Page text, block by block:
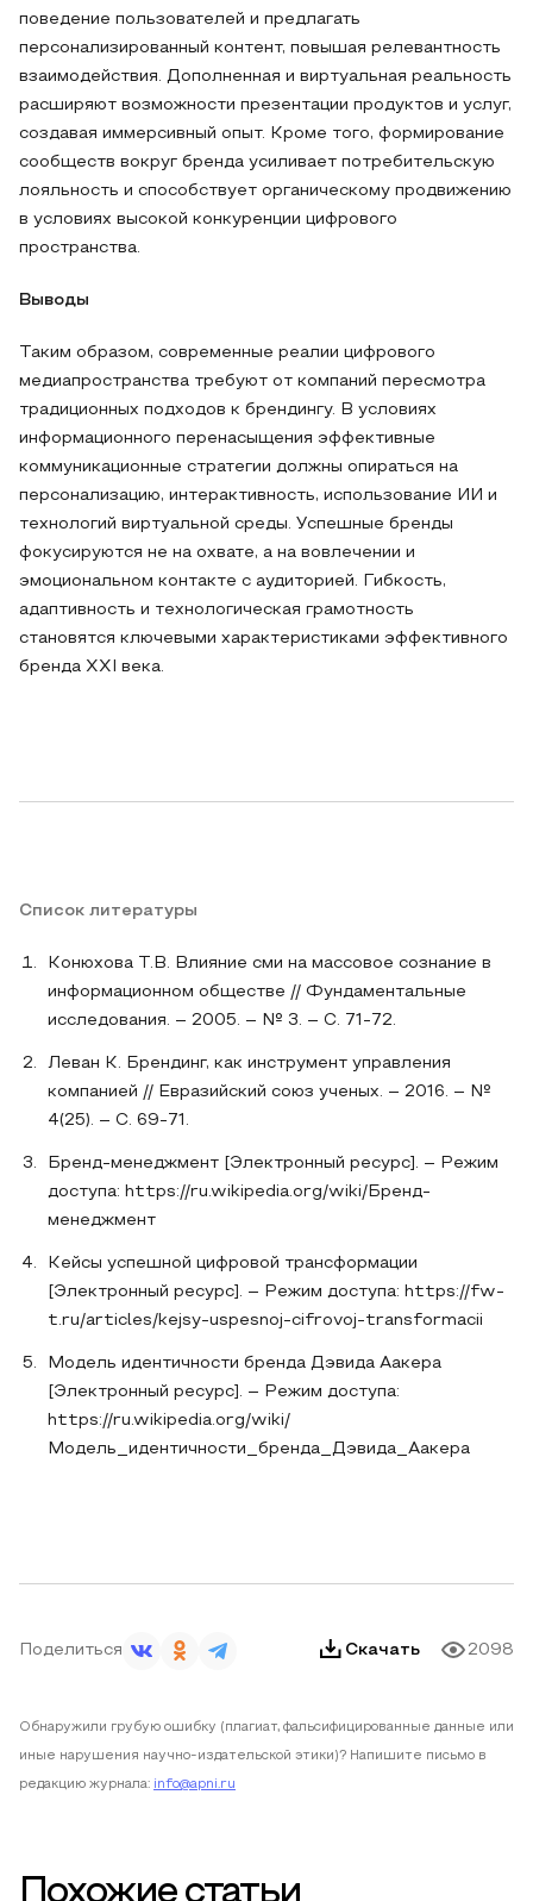
поведение пользователей и предлагать
персонализированный контент, повышая релевантность
взаимодействия. Дополненная и виртуальная реальность
расширяют возможности презентации продуктов и услуг,
создавая иммерсивный опыт. Кроме того, формирование
сообществ вокруг бренда усиливает потребительскую
лояльность и способствует органическому продвижению
в условиях высокой конкуренции цифрового
пространства.
Выводы
Таким образом, современные реалии цифрового
медиапространства требуют от компаний пересмотра
традиционных подходов к брендингу. В условиях
информационного перенасыщения эффективные
коммуникационные стратегии должны опираться на
персонализацию, интерактивность, использование ИИ и
технологий виртуальной среды. Успешные бренды
фокусируются не на охвате, а на вовлечении и
эмоциональном контакте с аудиторией. Гибкость,
адаптивность и технологическая грамотность
становятся ключевыми характеристиками эффективного
бренда XXI века.
Список литературы
Конюхова Т.В. Влияние сми на массовое сознание в
информационном обществе // Фундаментальные
исследования. – 2005. – № 3. – С. 71-72.
Леван К. Брендинг, как инструмент управления
компанией // Евразийский союз ученых. – 2016. – №
4(25). – С. 69-71.
Бренд-менеджмент [Электронный ресурс]. – Режим
доступа: https://ru.wikipedia.org/wiki/Бренд-
менеджмент
Кейсы успешной цифровой трансформации
[Электронный ресурс]. – Режим доступа: https://fw-
t.ru/articles/kejsy-uspesnoj-cifrovoj-transformacii
Модель идентичности бренда Дэвида Аакера
[Электронный ресурс]. – Режим доступа:
https://ru.wikipedia.org/wiki/
Модель_идентичности_бренда_Дэвида_Аакера
Поделиться Скачать 2098
Обнаружили грубую ошибку (плагиат, фальсифицированные данные или
иные нарушения научно-издательской этики)? Напишите письмо в
редакцию журнала: info@apni.ru
Похожие статьи